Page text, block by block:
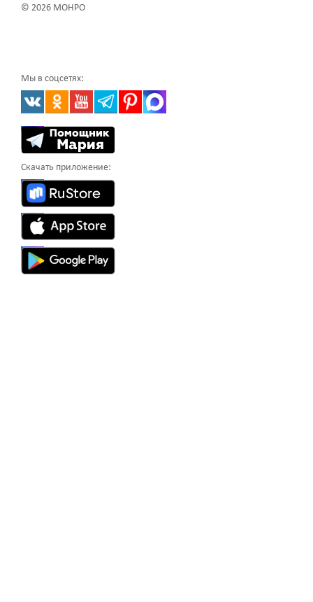
© 2026 МОНРО
Мы в соцсетях:
Скачать приложение: